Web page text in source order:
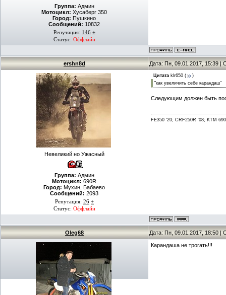
Группа: Админ
Мотоцикл: Хусаберг 350
Город: Пушкино
Сообщений: 10832
Репутация: 146 ±
Статус: Оффлайн
ershn8d Дата: Пн, 09.01.2017, 15:39 |
Невеликий но Ужасный
Группа: Админ
Мотоцикл: 690R
Город: Мухин, Бабаево
Сообщений: 2093
Репутация: 26 ±
Статус: Оффлайн
Цитата klr650 (
)
"как увеличить себе карандаш"
Следующим должен быть
FE350 '20; CRF250R '08; KTM
Oleg68 Дата: Пн, 09.01.2017, 18:50 |
Карандаша не трогать!!!